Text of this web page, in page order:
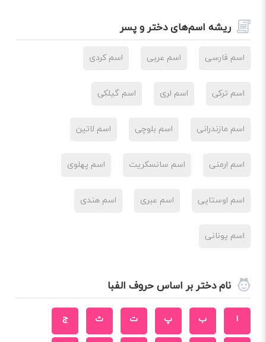
ریشه اسم‌های دختر و پسر
اسم فارسی اسم عربی اسم کردی
اسم ترکی اسم لری اسم گیلکی
اسم مازندرانی اسم بلوچی اسم لاتین
اسم ارمنی اسم سانسکریت اسم پهلوی
اسم اوستایی اسم عبری اسم هندی
اسم یونانی
نام دختر بر اساس حروف الفبا
ا ب پ ت ث ج